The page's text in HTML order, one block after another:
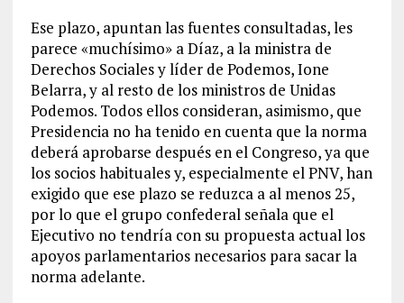
Ese plazo, apuntan las fuentes consultadas, les
parece «muchísimo» a Díaz, a la ministra de
Derechos Sociales y líder de Podemos, Ione
Belarra, y al resto de los ministros de Unidas
Podemos. Todos ellos consideran, asimismo, que
Presidencia no ha tenido en cuenta que la norma
deberá aprobarse después en el Congreso, ya que
los socios habituales y, especialmente el PNV, han
exigido que ese plazo se reduzca a al menos 25,
por lo que el grupo confederal señala que el
Ejecutivo no tendría con su propuesta actual los
apoyos parlamentarios necesarios para sacar la
norma adelante.